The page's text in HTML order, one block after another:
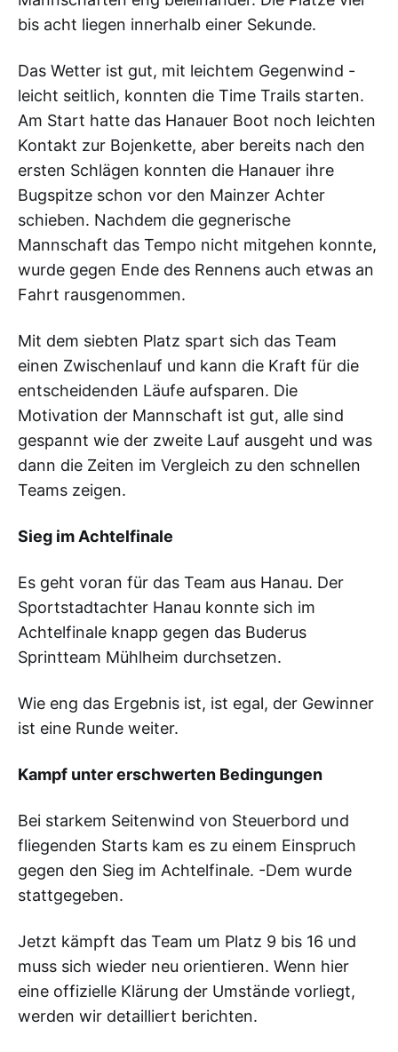
bis acht liegen innerhalb einer Sekunde.
Das Wetter ist gut, mit leichtem Gegenwind -
leicht seitlich, konnten die Time Trails starten.
Am Start hatte das Hanauer Boot noch leichten
Kontakt zur Bojenkette, aber bereits nach den
ersten Schlägen konnten die Hanauer ihre
Bugspitze schon vor den Mainzer Achter
schieben. Nachdem die gegnerische
Mannschaft das Tempo nicht mitgehen konnte,
wurde gegen Ende des Rennens auch etwas an
Fahrt rausgenommen.
Mit dem siebten Platz spart sich das Team
einen Zwischenlauf und kann die Kraft für die
entscheidenden Läufe aufsparen. Die
Motivation der Mannschaft ist gut, alle sind
gespannt wie der zweite Lauf ausgeht und was
dann die Zeiten im Vergleich zu den schnellen
Teams zeigen.
Sieg im Achtelfinale
Es geht voran für das Team aus Hanau. Der
Sportstadtachter Hanau konnte sich im
Achtelfinale knapp gegen das Buderus
Sprintteam Mühlheim durchsetzen.
Wie eng das Ergebnis ist, ist egal, der Gewinner
ist eine Runde weiter.
Kampf unter erschwerten Bedingungen
Bei starkem Seitenwind von Steuerbord und
fliegenden Starts kam es zu einem Einspruch
gegen den Sieg im Achtelfinale. -Dem wurde
stattgegeben.
Jetzt kämpft das Team um Platz 9 bis 16 und
muss sich wieder neu orientieren. Wenn hier
eine offizielle Klärung der Umstände vorliegt,
werden wir detailliert berichten.